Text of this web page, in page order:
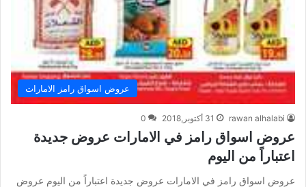
عروض اسواق رامز الامارات
rawan alhalabi 31 أكتوبر,2018 0
عروض اسواق رامز في الامارات عروض جديدة
اعتباراً من اليوم
عروض اسواق رامز في الامارات عروض جديدة اعتباراً من اليوم عروض